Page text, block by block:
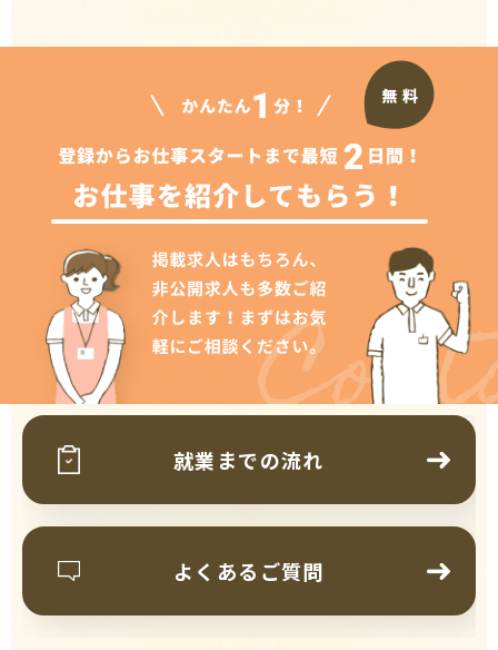
就業までの流れ
よくあるご質問